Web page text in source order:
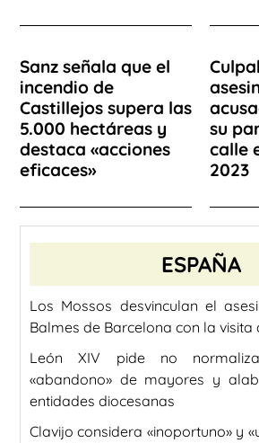
Sanz señala que el
incendio de
Castillejos supera las
5.000 hectáreas y
destaca «acciones
eficaces»
su
calle
2023
ESPAÑA
Los Mossos desvinculan el
Balmes de Barcelona con la visita
León XIV pide no
«abandono» de mayores y
entidades diocesanas
Clavijo considera «inoportuno» y